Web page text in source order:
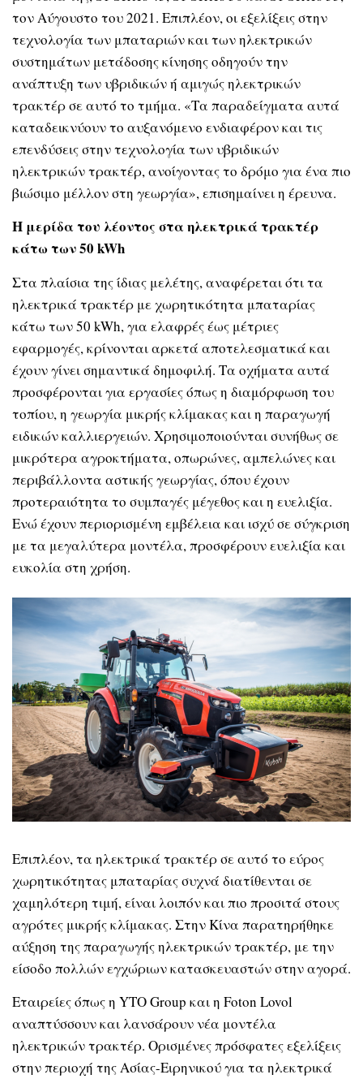
τον Αύγουστο του 2021. Επιπλέον, οι εξελίξεις στην
τεχνολογία των μπαταριών και των ηλεκτρικών
συστημάτων μετάδοσης κίνησης οδηγούν την
ανάπτυξη των υβριδικών ή αμιγώς ηλεκτρικών
τρακτέρ σε αυτό το τμήμα. «Τα παραδείγματα αυτά
καταδεικνύουν το αυξανόμενο ενδιαφέρον και τις
επενδύσεις στην τεχνολογία των υβριδικών
ηλεκτρικών τρακτέρ, ανοίγοντας το δρόμο για ένα πιο
βιώσιμο μέλλον στη γεωργία», επισημαίνει η έρευνα.
Η μερίδα του λέοντος στα ηλεκτρικά τρακτέρ
κάτω των 50 kWh
Στα πλαίσια της ίδιας μελέτης, αναφέρεται ότι τα
ηλεκτρικά τρακτέρ με χωρητικότητα μπαταρίας
κάτω των 50 kWh, για ελαφρές έως μέτριες
εφαρμογές, κρίνονται αρκετά αποτελεσματικά και
έχουν γίνει σημαντικά δημοφιλή. Τα οχήματα αυτά
προσφέρονται για εργασίες όπως η διαμόρφωση του
τοπίου, η γεωργία μικρής κλίμακας και η παραγωγή
ειδικών καλλιεργειών. Χρησιμοποιούνται συνήθως σε
μικρότερα αγροκτήματα, οπωρώνες, αμπελώνες και
περιβάλλοντα αστικής γεωργίας, όπου έχουν
προτεραιότητα το συμπαγές μέγεθος και η ευελιξία.
Ενώ έχουν περιορισμένη εμβέλεια και ισχύ σε σύγκριση
με τα μεγαλύτερα μοντέλα, προσφέρουν ευελιξία και
ευκολία στη χρήση.
Επιπλέον, τα ηλεκτρικά τρακτέρ σε αυτό το εύρος
χωρητικότητας μπαταρίας συχνά διατίθενται σε
χαμηλότερη τιμή, είναι λοιπόν και πιο προσιτά στους
αγρότες μικρής κλίμακας. Στην Κίνα παρατηρήθηκε
αύξηση της παραγωγής ηλεκτρικών τρακτέρ, με την
είσοδο πολλών εγχώριων κατασκευαστών στην αγορά.
Εταιρείες όπως η YTO Group και η Foton Lovol
αναπτύσσουν και λανσάρουν νέα μοντέλα
ηλεκτρικών τρακτέρ. Ορισμένες πρόσφατες εξελίξεις
στην περιοχή της Ασίας-Ειρηνικού για τα ηλεκτρικά